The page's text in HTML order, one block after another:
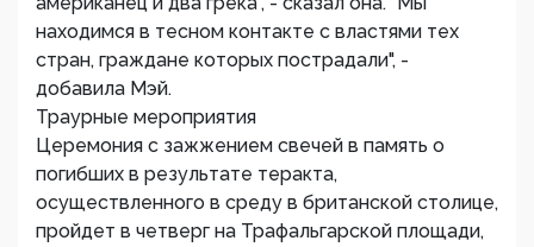
находимся в тесном контакте с властями тех
стран, граждане которых пострадали", -
добавила Мэй.
Траурные мероприятия
Церемония с зажжением свечей в память о
погибших в результате теракта,
осуществленного в среду в британской столице,
пройдет в четверг на Трафальгарской площади,